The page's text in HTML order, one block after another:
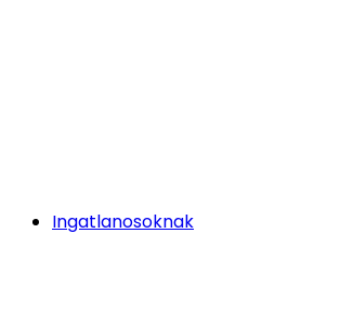
Ingatlanosoknak